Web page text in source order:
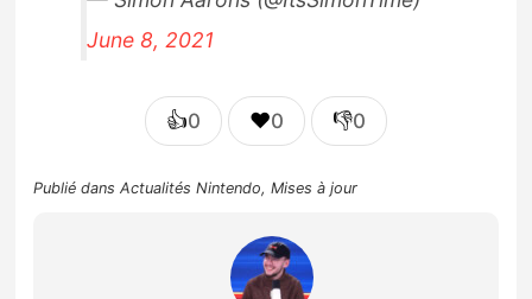
June 8, 2021
👍0 ❤️0 👎0
Publié dansActualités Nintendo,Mises à jour